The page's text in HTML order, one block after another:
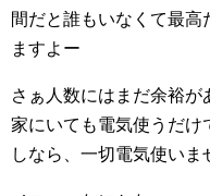
間だと誰もいなくて最
ますよー
さぁ人数にはまだ余裕が
家にいても電気使うだけ
しなら、一切電気使い